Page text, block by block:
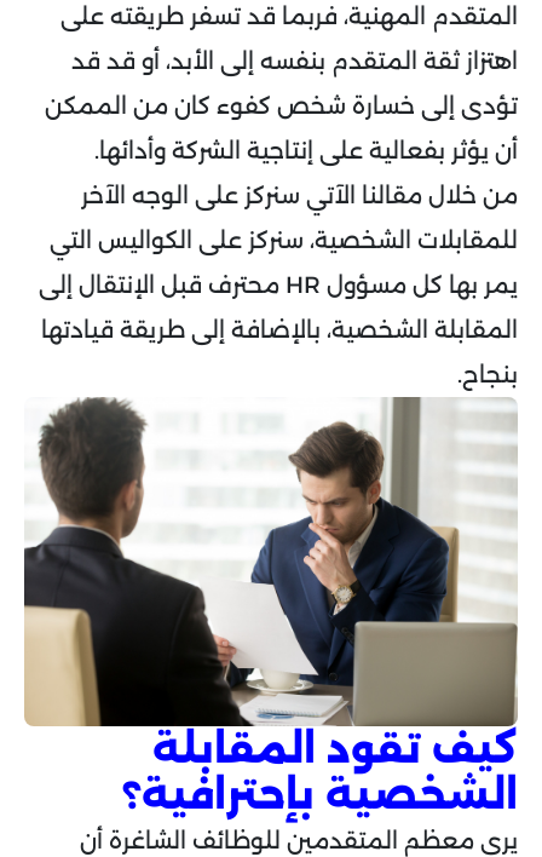
المتقدم المهنية، فربما قد تسفر طريقته على
اهتزاز ثقة المتقدم بنفسه إلى الأبد، أو قد قد
تؤدى إلى خسارة شخص كفوء كان من الممكن
أن يؤثر بفعالية على إنتاجية الشركة وأدائها.
من خلال مقالنا الآتي سنركز على الوجه الآخر
للمقابلات الشخصية، سنركز على الكواليس التي
يمر بها كل مسؤول HR محترف قبل الإنتقال إلى
المقابلة الشخصية، بالإضافة إلى طريقة قيادتها
بنجاح.
كيف تقود المقابلة
الشخصية بإحترافية؟
يرى معظم المتقدمين للوظائف الشاغرة أن